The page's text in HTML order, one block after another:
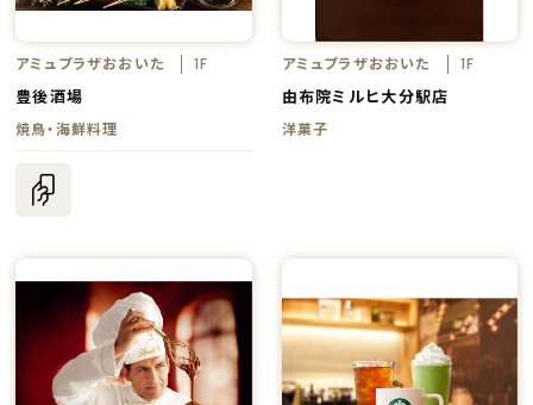
アミュプラザおおいた 1F
豊後酒場
焼鳥・海鮮料理
アミュプラザおおいた 1F
由布院ミルヒ大分駅店
洋菓子